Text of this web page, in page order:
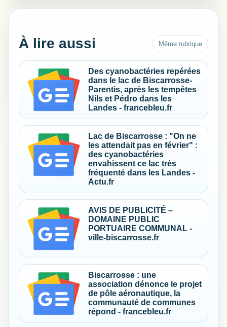
À lire aussi Même rubrique
Des cyanobactéries repérées
dans le lac de Biscarrosse-
Parentis, après les tempêtes
Nils et Pédro dans les
Landes - francebleu.fr
Lac de Biscarrosse : "On ne
les attendait pas en février" :
des cyanobactéries
envahissent ce lac très
fréquenté dans les Landes -
Actu.fr
AVIS DE PUBLICITÉ –
DOMAINE PUBLIC
PORTUAIRE COMMUNAL -
ville-biscarrosse.fr
Biscarrosse : une
association dénonce le projet
de pôle aéronautique, la
communauté de communes
répond - francebleu.fr